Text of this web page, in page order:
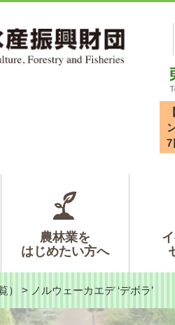
7
農林業を
はじめたい方へ
） > ノルウェーカエデ ‘デボラ’